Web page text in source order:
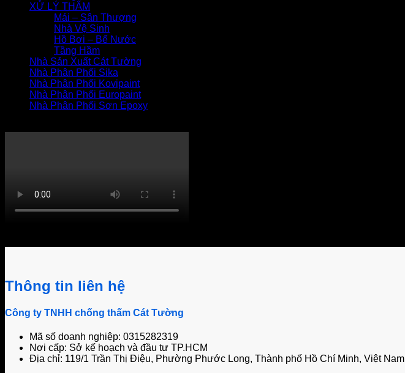
XỬ LÝ THẤM
Mái – Sân Thượng
Nhà Vệ Sinh
Hồ Bơi – Bể Nước
Tầng Hầm
Nhà Sản Xuất Cát Tường
Nhà Phân Phối Sika
Nhà Phân Phối Kovipaint
Nhà Phân Phối Europaint
Nhà Phân Phối Sơn Epoxy
Thông tin liên hệ
Công ty TNHH chống thấm Cát Tường
Mã số doanh nghiệp: 0315282319
Nơi cấp: Sở kế hoạch và đầu tư TP.HCM
Địa chỉ: 119/1 Trần Thị Điệu, Phường Phước Long, Thành phố Hồ Chí Minh, Việt Nam